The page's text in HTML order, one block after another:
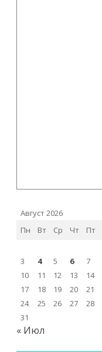
Август 2026
Пн
Вт Ср Чт Пт
3
4 5 6 7
10
11 12 13 14
17
18 19 20 21
24
25 26 27 28
31
« Июл